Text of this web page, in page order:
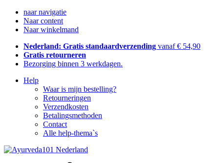
naar navigatie
Naar content
Naar winkelmand
Nederland: Gratis standaardverzending vanaf € 54,90
Gratis retourneren
Bezorging binnen 3 werkdagen.
Help
Waar is mijn bestelling?
Retourneringen
Verzendkosten
Betalingsmethoden
Contact
Alle help-thema`s